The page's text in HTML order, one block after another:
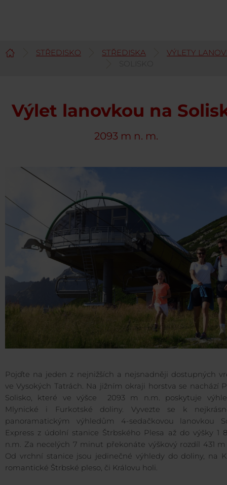
STŘEDISKO STŘEDISKA
VÝLETY
SOLISKO
Výlet lanovkou na
2093 m n. m.
Pojďte na jeden z nejnižších a nejsnadněji dostupných
ve Vysokých Tatrách. Na jižním okraji horstva se nachází
Solisko, které ve výšce 2093 m n.m. poskytuje
Mlynické i Furkotské doliny. Vyvezte se k
panoramatickým výhledům 4-sedačkovou lanovkou
Express z údolní stanice Štrbského Plesa až do výšky 1
n.m. Za necelých 7 minut překonáte výškový rozdíl 431
Od vrchní stanice jsou jedinečné výhledy do doliny, na
romantické Štrbské pleso, či Královu holi.